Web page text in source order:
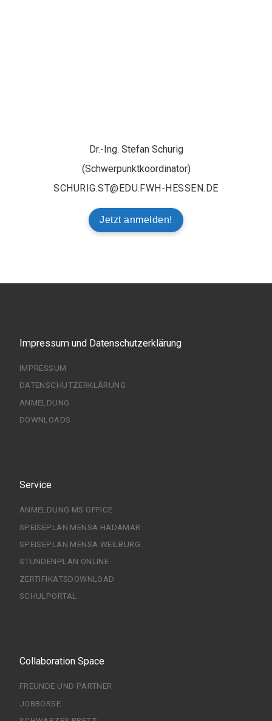
Dr.-Ing. Stefan Schurig
(Schwerpunktkoordinator)
SCHURIG.ST@EDU.FWH-HESSEN.DE
Jetzt anmelden!
Impressum und Datenschutzerklärung
IMPRESSUM
DATENSCHUTZERKLÄRUNG
ANMELDUNG
DOWNLOADS
Service
ANMELDUNG MS OFFICE
SPEISEPLAN MENSA HADAMAR
SPEISEPLAN MENSA WEILBURG
STUNDENPLAN ONLINE
ZERTIFIKATSDOWNLOAD
SCHULPORTAL
Collaboration Space
FREUNDE UND PARTNER
JOBBÖRSE